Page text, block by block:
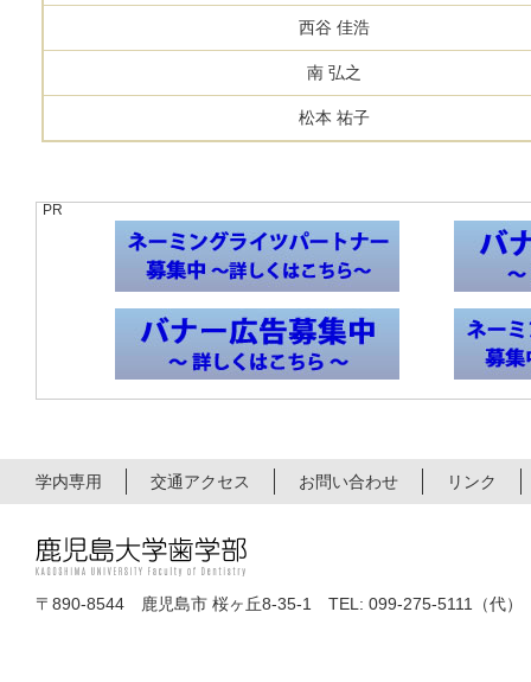
西谷 佳浩
南 弘之
松本 祐子
PR
学内専用 交通アクセス お問い合わせ リンク
〒890-8544 鹿児島市 桜ヶ丘8-35-1 TEL: 099-275-5111（代）